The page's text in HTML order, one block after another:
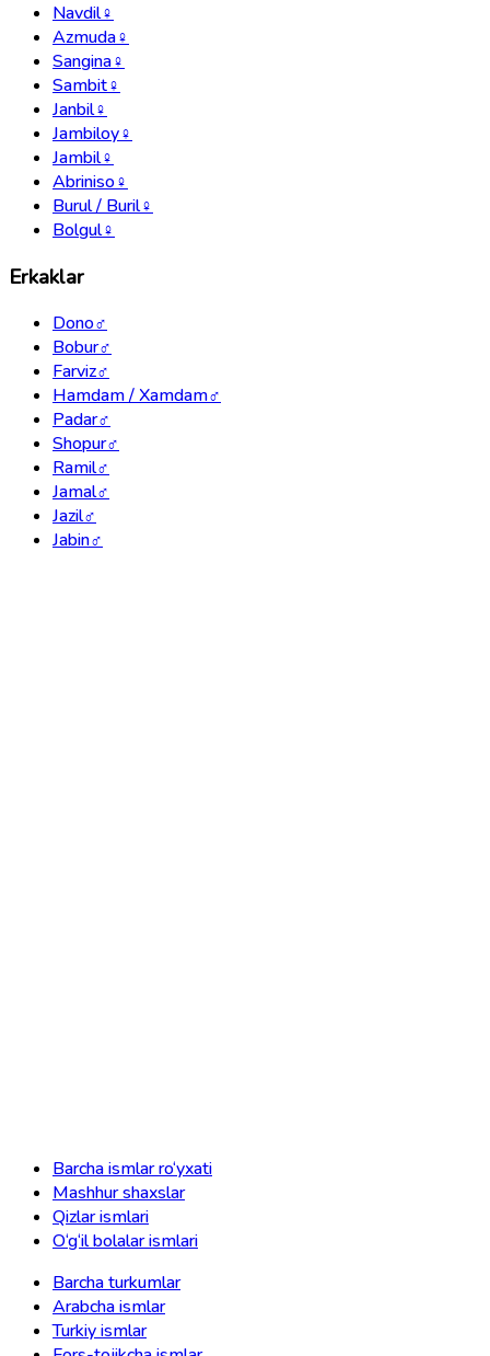
Navdil♀
Azmuda♀
Sangina♀
Sambit♀
Janbil♀
Jambiloy♀
Jambil♀
Abriniso♀
Burul / Buril♀
Bolgul♀
Erkaklar
Dono♂
Bobur♂
Farviz♂
Hamdam / Xamdam♂
Padar♂
Shopur♂
Ramil♂
Jamal♂
Jazil♂
Jabin♂
Barcha ismlar ro‘yxati
Mashhur shaxslar
Qizlar ismlari
O‘g‘il bolalar ismlari
Barcha turkumlar
Arabcha ismlar
Turkiy ismlar